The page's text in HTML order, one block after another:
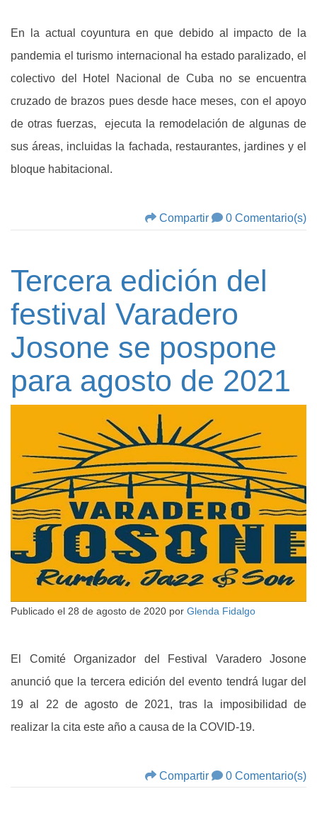
En la actual coyuntura en que debido al impacto de la
pandemia el turismo internacional ha estado paralizado, el
colectivo del Hotel Nacional de Cuba no se encuentra
cruzado de brazos pues desde hace meses, con el apoyo
de otras fuerzas, ejecuta la remodelación de algunas de
sus áreas, incluidas la fachada, restaurantes, jardines y el
bloque habitacional.
Compartir 0 Comentario(s)
Tercera edición del
festival Varadero
Josone se pospone
para agosto de 2021
Publicado el 28 de agosto de 2020 por Glenda Fidalgo
El Comité Organizador del Festival Varadero Josone
anunció que la tercera edición del evento tendrá lugar del
19 al 22 de agosto de 2021, tras la imposibilidad de
realizar la cita este año a causa de la COVID-19.
Compartir 0 Comentario(s)